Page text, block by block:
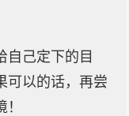
自己定下的目
可以的话，再尝